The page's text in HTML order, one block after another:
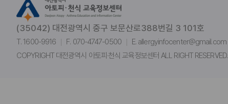
(35042) 대전광역시 중구 보문산로388번길 3 101호
T. 1600-9916 F. 070-4747-0500
E. allergyinfocenter@gmail.com
COPYRIGHT 대전광역시 아토피·천식 교육정보센터 ALL RIGHT RESERVED.